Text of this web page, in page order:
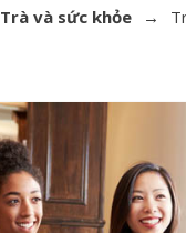
Trà và sức khỏe →